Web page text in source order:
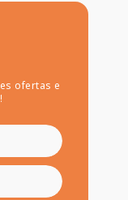
ofertas e